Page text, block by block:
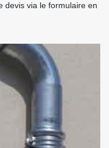
devis via le formulaire en